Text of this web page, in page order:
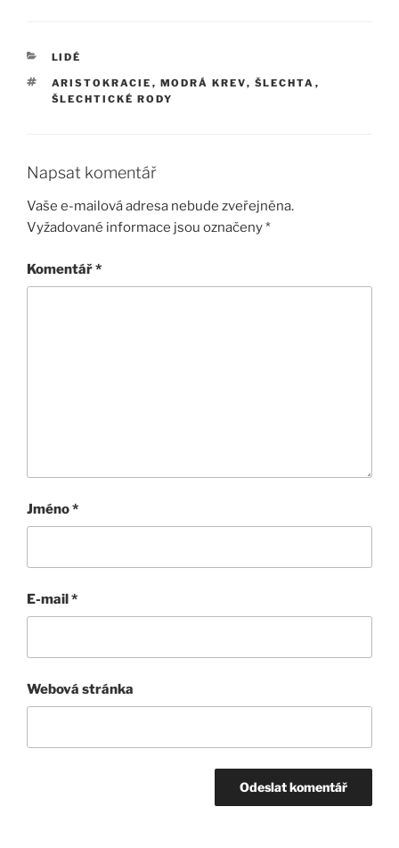
RUBRIKY
LIDÉ
ŠTÍTKY
ARISTOKRACIE , MODRÁ KREV, ŠLECHTA ,
ŠLECHTICKÉ RODY
Napsat komentář
Vaše e-mailová adresa nebude zveřejněna.
Vyžadované informace jsou označeny*
Komentář*
Jméno*
E-mail*
Webová stránka